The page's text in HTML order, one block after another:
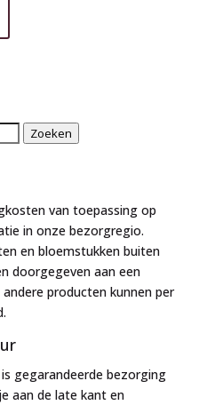
Zoeken
van toepassing op
in onze bezorgregio.
en bloemstukken buiten
doorgegeven aan een
producten kunnen per
gegarandeerde bezorging
aan de late kant en